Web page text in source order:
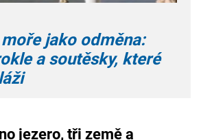
jako odměna:
a soutěsky, které
jezero, tři země a